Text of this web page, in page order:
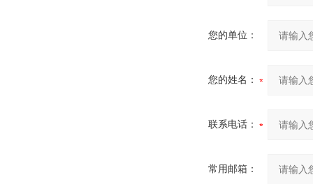
您的单位：
您的姓名：
联系电话：
常用邮箱：